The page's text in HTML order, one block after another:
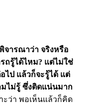
จารณาว่า จริงหรือ
ถรู้ได้ไหม? แต่ไม่ใช่
ไป แล้วก็จะรู้ได้ แต่
ไม่รู้ ซึ่งติดแน่นมาก
ะว่า พอเห็นแล้วก็คิด